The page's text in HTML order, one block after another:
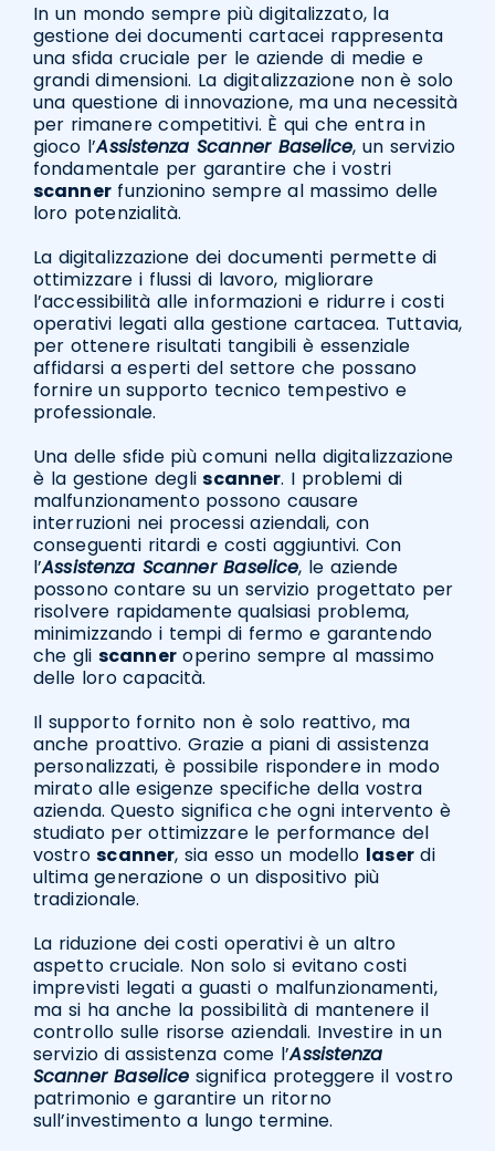
In un mondo sempre più digitalizzato, la
gestione dei documenti cartacei rappresenta
una sfida cruciale per le aziende di medie e
grandi dimensioni. La digitalizzazione non è solo
una questione di innovazione, ma una necessità
per rimanere competitivi. È qui che entra in
gioco l’Assistenza Scanner Baselice, un servizio
fondamentale per garantire che i vostri
scannerfunzionino sempre al massimo delle
loro potenzialità.
La digitalizzazione dei documenti permette di
ottimizzare i flussi di lavoro, migliorare
l’accessibilità alle informazioni e ridurre i costi
operativi legati alla gestione cartacea. Tuttavia,
per ottenere risultati tangibili è essenziale
affidarsi a esperti del settore che possano
fornire un supporto tecnico tempestivo e
professionale.
Una delle sfide più comuni nella digitalizzazione
è la gestione degliscanner. I problemi di
malfunzionamento possono causare
interruzioni nei processi aziendali, con
conseguenti ritardi e costi aggiuntivi. Con
l’Assistenza Scanner Baselice, le aziende
possono contare su un servizio progettato per
risolvere rapidamente qualsiasi problema,
minimizzando i tempi di fermo e garantendo
che gli scanneroperino sempre al massimo
delle loro capacità.
Il supporto fornito non è solo reattivo, ma
anche proattivo. Grazie a piani di assistenza
personalizzati, è possibile rispondere in modo
mirato alle esigenze specifiche della vostra
azienda. Questo significa che ogni intervento è
studiato per ottimizzare le performance del
vostroscanner, sia esso un modello laserdi
ultima generazione o un dispositivo più
tradizionale.
La riduzione dei costi operativi è un altro
aspetto cruciale. Non solo si evitano costi
imprevisti legati a guasti o malfunzionamenti,
ma si ha anche la possibilità di mantenere il
controllo sulle risorse aziendali. Investire in un
servizio di assistenza come l’Assistenza
Scanner Baselice significa proteggere il vostro
patrimonio e garantire un ritorno
sull’investimento a lungo termine.